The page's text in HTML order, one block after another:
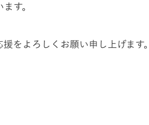
す。
をよろしくお願い申し上げます。